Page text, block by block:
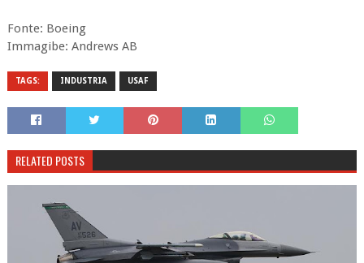
Fonte: Boeing
Immagibe: Andrews AB
TAGS: INDUSTRIA USAF
RELATED POSTS